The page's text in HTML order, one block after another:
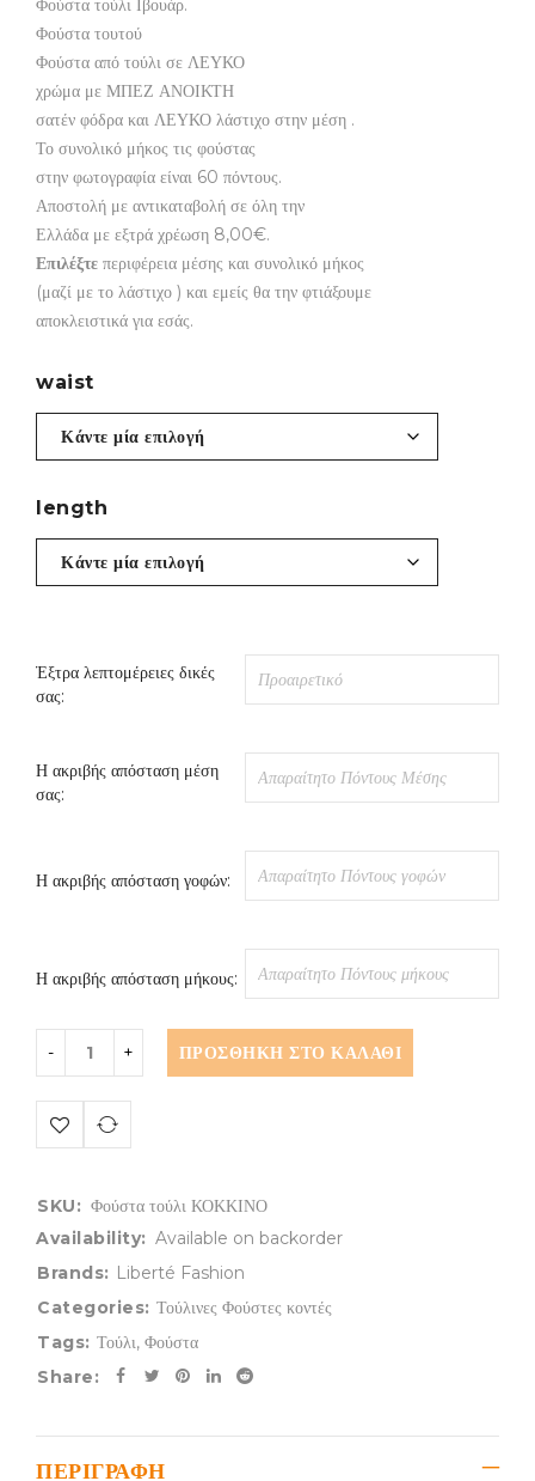
Φούστα τούλι Ιβουάρ.
Φούστα τουτού
Φούστα από τούλι σε ΛΕΥΚΟ
χρώμα με ΜΠΕΖ ΑΝΟΙΚΤΗ
σατέν φόδρα και ΛΕΥΚΟ λάστιχο στην μέση .
Το συνολικό μήκος τις φούστας
στην φωτογραφία είναι 60 πόντους.
Αποστολή με αντικαταβολή σε όλη την
Ελλάδα με εξτρά χρέωση 8,00€.
Επιλέξτε περιφέρεια μέσης και συνολικό μήκος
(μαζί με το λάστιχο ) και εμείς θα την φτιάξουμε
αποκλειστικά για εσάς.
waist
length
Έξτρα λεπτομέρειες δικές
σας:
Η ακριβής απόσταση μέση
σας:
Η ακριβής απόσταση γοφών:
Η ακριβής απόσταση μήκους:
ΠΡΟΣΘΉΚΗ ΣΤΟ ΚΑΛΆΘΙ
SKU: Φούστα τούλι ΚΟΚΚΙΝΟ
Availability: Available on backorder
Brands: Liberté Fashion
Categories: Τούλινες Φούστες κοντές
Tags: Τούλι, Φούστα
Share:
ΠΕΡΙΓΡΑΦΉ